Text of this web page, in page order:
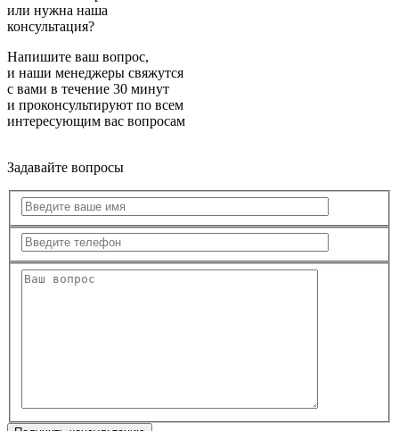
или нужна наша
консультация?
Напишите ваш вопрос,
и наши менеджеры свяжутся
с вами в течение 30 минут
и проконсультируют по всем
интересующим вас вопросам
Задавайте вопросы